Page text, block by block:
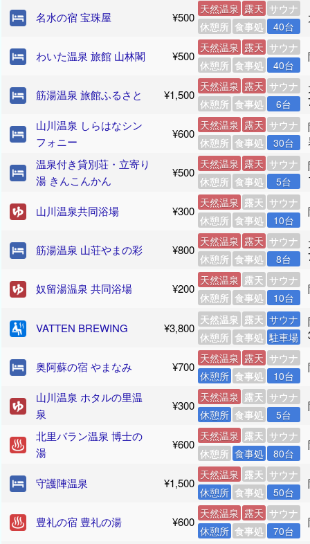
名水の宿 宝珠屋 ¥500
天然温泉 露天 サウナ
休憩所 食事処 40台
わいた温泉 旅館 山林閣 ¥500
天然温泉 露天 サウナ
休憩所 食事処 40台
筋湯温泉 旅館ふるさと ¥1,500
天然温泉 露天 サウナ
休憩所 食事処 6台
山川温泉 しらはなシン
フォニー
¥600
天然温泉 露天 サウナ
休憩所 食事処 30台
温泉付き貸別荘・立寄り
湯 きんこんかん
¥500
天然温泉 露天 サウナ
休憩所 食事処 5台
山川温泉共同浴場 ¥300
天然温泉 露天 サウナ
休憩所 食事処 10台
筋湯温泉 山荘やまの彩 ¥800
天然温泉 露天 サウナ
休憩所 食事処 8台
奴留湯温泉 共同浴場 ¥200
天然温泉 露天 サウナ
休憩所 食事処 10台
VATTEN BREWING ¥3,800
天然温泉 露天 サウナ
休憩所 食事処 駐車場
奥阿蘇の宿 やまなみ ¥700
天然温泉 露天 サウナ
休憩所 食事処 10台
山川温泉 ホタルの里温
泉
¥300
天然温泉 露天 サウナ
休憩所 食事処 5台
北里バラン温泉 博士の
湯
¥600
天然温泉 露天 サウナ
休憩所 食事処 80台
守護陣温泉 ¥1,500
天然温泉 露天 サウナ
休憩所 食事処 50台
豊礼の宿 豊礼の湯 ¥600
天然温泉 露天 サウナ
休憩所 食事処 70台